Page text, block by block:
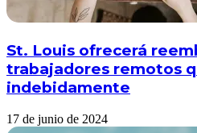
St. Louis ofrecerá
trabajadores remotos
indebidamente
17 de junio de 2024